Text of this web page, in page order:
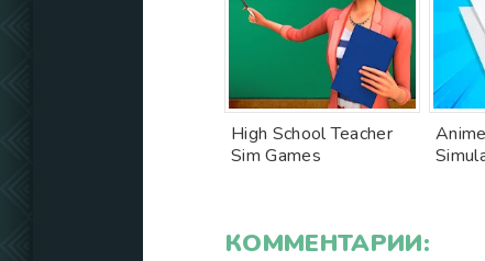
High School Teacher
Sim Games
КОММЕНТАРИИ: